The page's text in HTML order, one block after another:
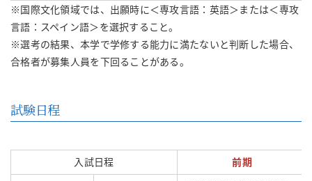
※国際文化領域では、出願時に＜専攻言語：英語＞または＜専攻
言語：スペイン語＞を選択すること。
※選考の結果、本学で学修する能力に満たないと判断した場合、
合格者が募集人員を下回ることがある。
試験日程
入試日程 前期